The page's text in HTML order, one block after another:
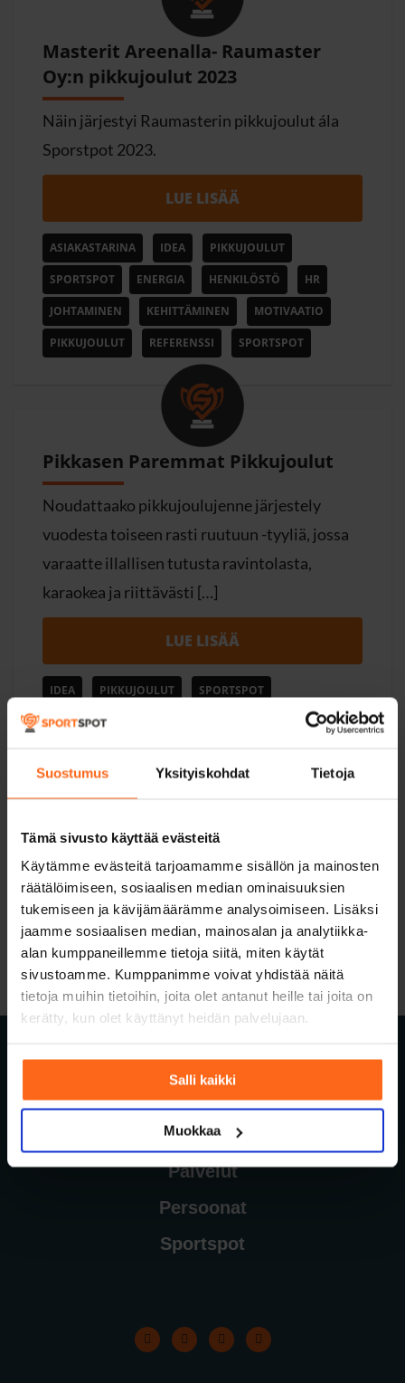
Suostumus Yksityiskohdat Tietoja
Tämä sivusto käyttää evästeitä
Käytämme evästeitä tarjoamamme sisällön ja mainosten
räätälöimiseen, sosiaalisen median ominaisuuksien
tukemiseen ja kävijämäärämme analysoimiseen. Lisäksi
jaamme sosiaalisen median, mainosalan ja analytiikka-
alan kumppaneillemme tietoja siitä, miten käytät
sivustoamme. Kumppanimme voivat yhdistää näitä
tietoja muihin tietoihin, joita olet antanut heille tai joita on
kerätty, kun olet käyttänyt heidän palvelujaan.
Salli kaikki
Muokkaa
Masterit Areenalla- Raumaster
Oy:n pikkujoulut 2023
Näin järjestyi Raumasterin pikkujoulut ála
Sporstpot 2023.
LUE LISÄÄ
ASIAKASTARINA IDEA PIKKUJOULUT
SPORTSPOT ENERGIA HENKILÖSTÖ HR
JOHTAMINEN KEHITTÄMINEN MOTIVAATIO
PIKKUJOULUT REFERENSSI SPORTSPOT
Pikkasen Paremmat Pikkujoulut
Noudattaako pikkujoulujenne järjestely
vuodesta toiseen rasti ruutuun -tyyliä, jossa
varaatte illallisen tutusta ravintolasta,
karaokea ja riittävästi […]
LUE LISÄÄ
IDEA PIKKUJOULUT SPORTSPOT
Palvelut
Persoonat
Sportspot